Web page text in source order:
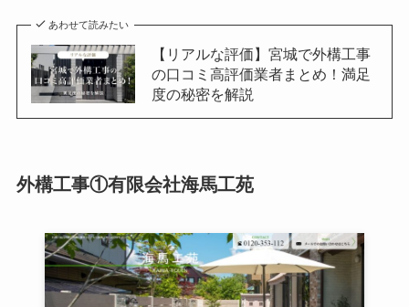
あわせて読みたい
【リアルな評価】宮城で外構工事
の口コミ高評価業者まとめ！満足
度の秘密を解説
外構工事①有限会社海馬工苑